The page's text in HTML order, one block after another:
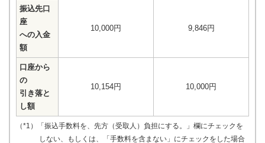
振込先口
座
への入金
額
10,000円 9,846円
口座から
の
引き落と
し額
10,154円 10,000円
（*1）「振込手数料を、先方（受取人）負担にする。」欄にチェックを
しない、もしくは、「手数料を含まない」にチェックをした場合